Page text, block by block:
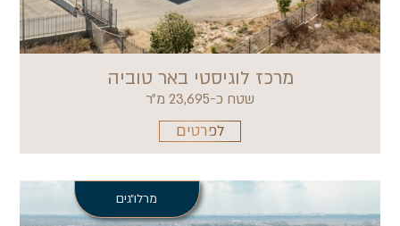
מרכז לוגיסטי באר טוביה
שטח כ-23,695 מ״ר
לפרטים
מרלו״גים